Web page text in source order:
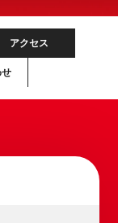
アクセス
せ